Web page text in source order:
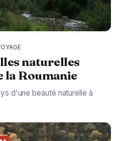
naturelles
la Roumanie
d'une beauté naturelle à